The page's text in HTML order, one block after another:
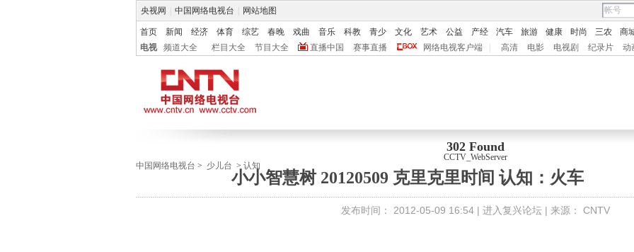
央视网 中国网络电视台 网站地图
首页 新闻 经济 体育 综艺 春晚 戏曲 音乐 科教 青少 文化 艺术 公益 产经 汽车 旅游 健康 时尚 三农 商
电视
频道大全 栏目大全 节目大全 直播中国 赛事直播 网络电视客户端 高清 电影 电视剧 纪录片 动
302 Found
CCTV_WebServer
中国网络电视台 > 少儿台 > 认知
小小智慧树 20120509 克里克里时间 认知：火车
发布时间： 2012-05-09 16:54 | 进入复兴论坛 | 来源： CNTV